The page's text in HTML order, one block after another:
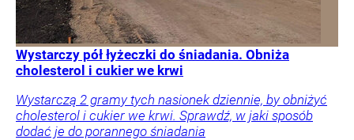
Wystarczy pół łyżeczki do śniadania. Obniża
cholesterol i cukier we krwi
Wystarczą 2 gramy tych nasionek dziennie, by obniżyć
cholesterol i cukier we krwi. Sprawdź, w jaki sposób
dodać je do porannego śniadania